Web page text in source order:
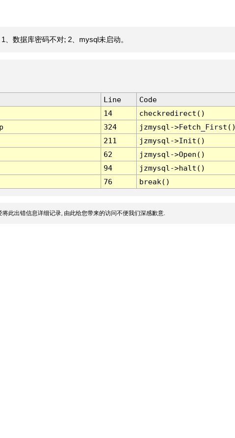
数据库密码不对; 2、mysql未启动。
Line
Code
14
checkredirect()
324
jzmysql-
211
jzmysql->Init()
62
jzmysql->Open()
94
jzmysql->halt()
76 break()
此出错信息详细记录, 由此给您带来的访问不便我们深感歉意.